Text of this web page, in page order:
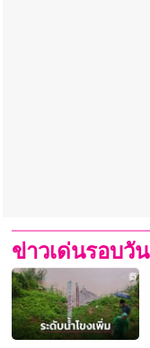
ข่าวเด่นรอบวัน